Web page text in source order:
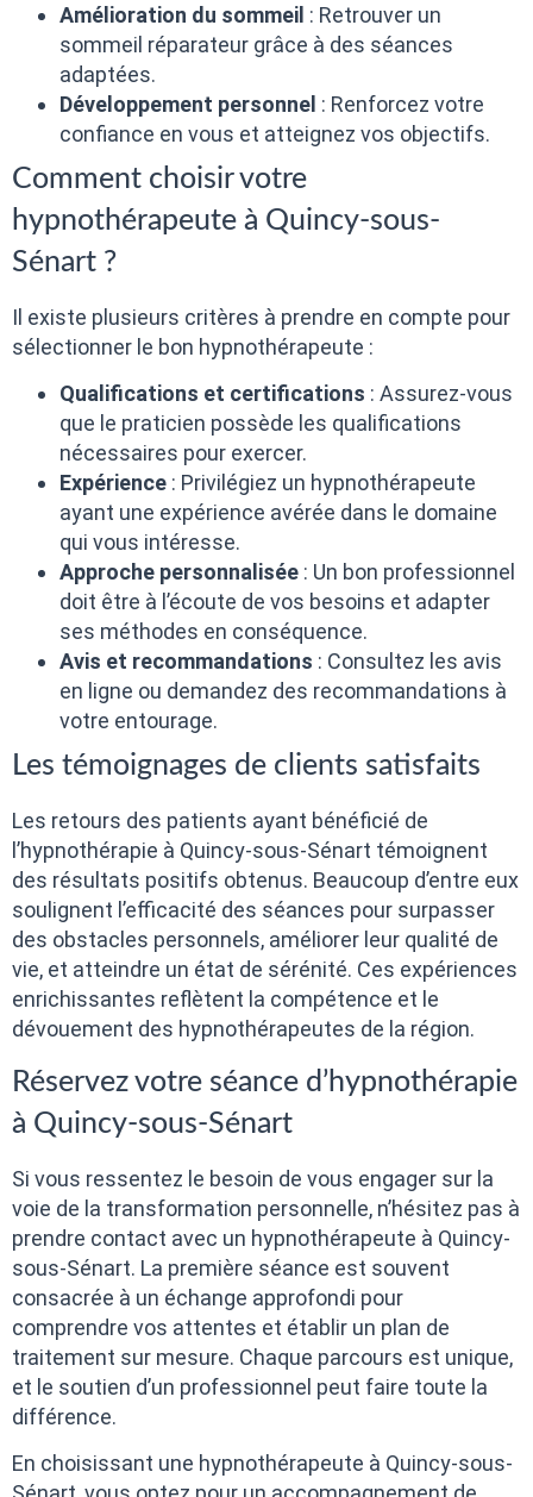
Amélioration du sommeil : Retrouver un
sommeil réparateur grâce à des séances
adaptées.
Développement personnel : Renforcez votre
confiance en vous et atteignez vos objectifs.
Comment choisir votre
hypnothérapeute à Quincy-sous-
Sénart ?
Il existe plusieurs critères à prendre en compte pour
sélectionner le bon hypnothérapeute :
Qualifications et certifications : Assurez-vous
que le praticien possède les qualifications
nécessaires pour exercer.
Expérience : Privilégiez un hypnothérapeute
ayant une expérience avérée dans le domaine
qui vous intéresse.
Approche personnalisée : Un bon professionnel
doit être à l’écoute de vos besoins et adapter
ses méthodes en conséquence.
Avis et recommandations : Consultez les avis
en ligne ou demandez des recommandations à
votre entourage.
Les témoignages de clients satisfaits
Les retours des patients ayant bénéficié de
l’hypnothérapie à Quincy-sous-Sénart témoignent
des résultats positifs obtenus. Beaucoup d’entre eux
soulignent l’efficacité des séances pour surpasser
des obstacles personnels, améliorer leur qualité de
vie, et atteindre un état de sérénité. Ces expériences
enrichissantes reflètent la compétence et le
dévouement des hypnothérapeutes de la région.
Réservez votre séance d’hypnothérapie
à Quincy-sous-Sénart
Si vous ressentez le besoin de vous engager sur la
voie de la transformation personnelle, n’hésitez pas à
prendre contact avec un hypnothérapeute à Quincy-
sous-Sénart. La première séance est souvent
consacrée à un échange approfondi pour
comprendre vos attentes et établir un plan de
traitement sur mesure. Chaque parcours est unique,
et le soutien d’un professionnel peut faire toute la
différence.
En choisissant une hypnothérapeute à Quincy-sous-